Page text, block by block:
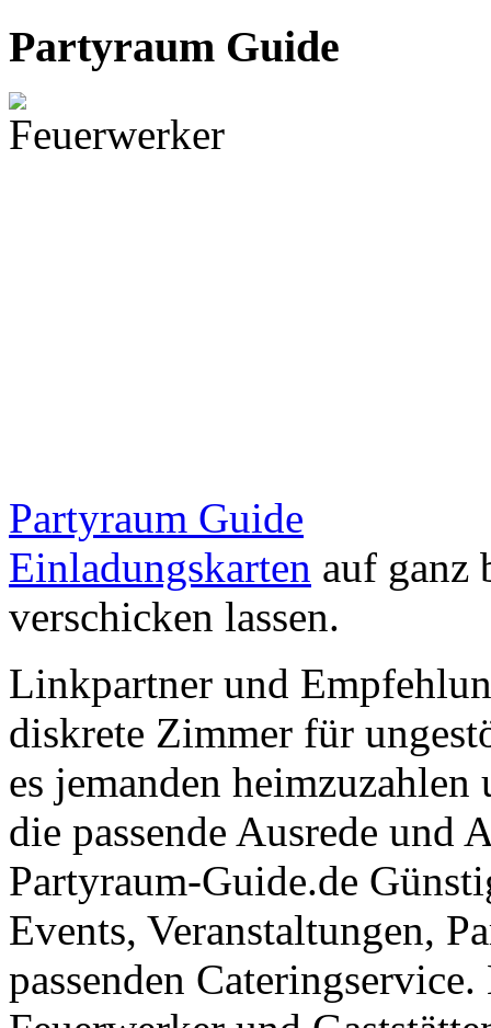
Partyraum Guide
Partyraum Guide
Einladungskarten auf ganz
verschicken lassen.
Linkpartner und
diskrete Zimmer für
es jemanden
die passende Ausrede und
Partyraum-Guide.de
Events, Veranstaltungen,
passenden